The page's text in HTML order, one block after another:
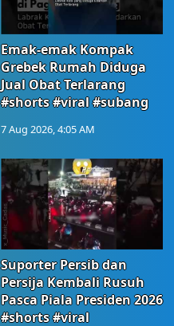
Emak-emak Kompak
Grebek Rumah Diduga
Jual Obat Terlarang
#shorts #viral #subang
7 Aug 2026, 4:05 AM
Suporter Persib dan
Persija Kembali Rusuh
Pasca Piala Presiden 2026
#shorts #viral